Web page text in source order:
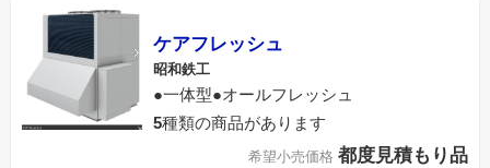
ケアフレッシュ
昭和鉄工
●一体型●オールフレッシュ
5種類の商品があります
希望小売価格 都度見積もり品